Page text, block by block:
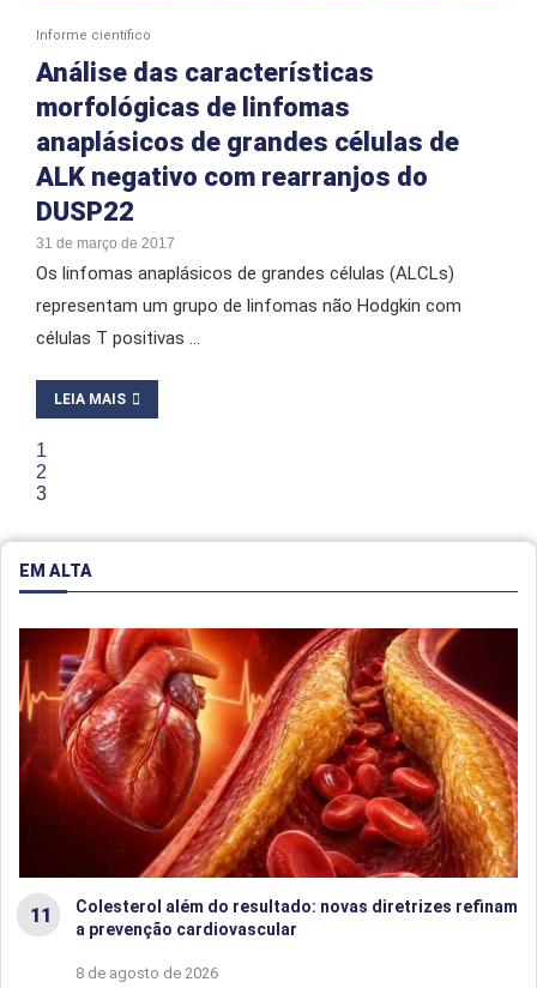
Informe científico
Análise das características
morfológicas de linfomas
anaplásicos de grandes células de
ALK negativo com rearranjos do
DUSP22
31 de março de 2017
Os linfomas anaplásicos de grandes células (ALCLs)
representam um grupo de linfomas não Hodgkin com
células T positivas …
LEIA MAIS
1
2
3
EM ALTA
Colesterol além do resultado: novas diretrizes refinam
a prevenção cardiovascular
8 de agosto de 2026